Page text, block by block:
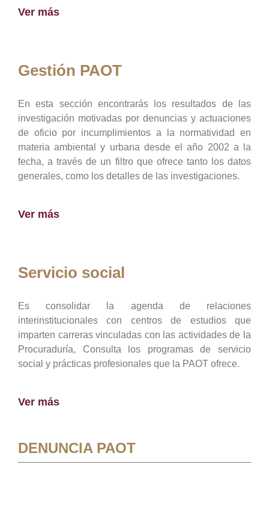
Ver más
Gestión PAOT
En esta sección encontrarás los resultados de las
investigación motivadas por denuncias y actuaciones
de oficio por incumplimientos a la normatividad en
materia ambiental y urbana desde el año 2002 a la
fecha, a través de un filtro que ofrece tanto los datos
generales, como los detalles de las investigaciones.
Ver más
Servicio social
Es consolidar la agenda de relaciones
interinstitucionales con centros de estudios que
imparten carreras vinculadas con las actividades de la
Procuraduría, Consulta los programas de servicio
social y prácticas profesionales que la PAOT ofrece.
Ver más
DENUNCIA PAOT